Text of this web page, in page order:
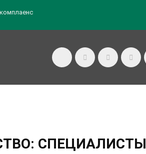
СПЕЦИАЛИСТЫ